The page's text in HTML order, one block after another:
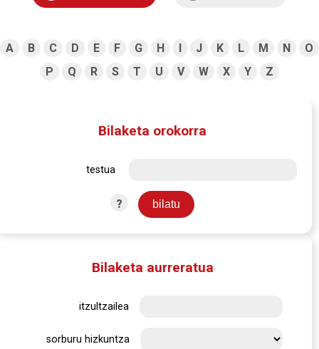
A B C D E F G H I J K L M N
O
P
Q R S T U V W X Y Z
Bilaketa orokorra
testua
?
Bilaketa aurreratua
itzultzailea
sorburu hizkuntza